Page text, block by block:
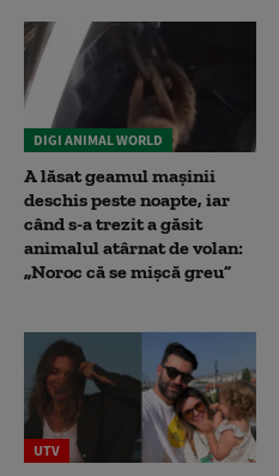
DIGI ANIMAL WORLD
A lăsat geamul mașinii
deschis peste noapte, iar
când s-a trezit a găsit
animalul atârnat de volan:
„Noroc că se mișcă greu”
UTV